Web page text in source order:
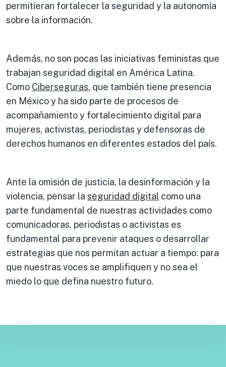
permitieran fortalecer la seguridad y la autonomía
sobre la información.
Además, no son pocas las iniciativas feministas que
trabajan seguridad digital en América Latina.
Como Ciberseguras, que también tiene presencia
en México y ha sido parte de procesos de
acompañamiento y fortalecimiento digital para
mujeres, activistas, periodistas y defensoras de
derechos humanos en diferentes estados del país.
Ante la omisión de justicia, la desinformación y la
violencia, pensar la seguridad digital como una
parte fundamental de nuestras actividades como
comunicadoras, periodistas o activistas es
fundamental para prevenir ataques o desarrollar
estrategias que nos permitan actuar a tiempo: para
que nuestras voces se amplifiquen y no sea el
miedo lo que defina nuestro futuro.